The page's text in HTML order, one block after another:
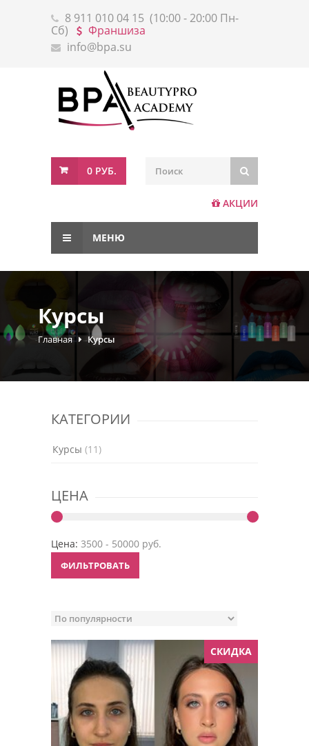
8 911 010 04 15 (10:00 - 20:00 Пн-
Сб)
Франшиза
info@bpa.su
0 РУБ.
АКЦИИ
МЕНЮ
Курсы
Главная Курсы
КАТЕГОРИИ
Курсы (11)
ЦЕНА
Цена:
ФИЛЬТРОВАТЬ
СКИДКА